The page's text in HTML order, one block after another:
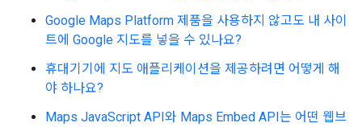
Google Maps Platform 제품을 사용하지 않고도 내 사이
트에 Google 지도를 넣을 수 있나요?
휴대기기에 지도 애플리케이션을 제공하려면 어떻게 해
야 하나요?
Maps JavaScript API와 Maps Embed API는 어떤 웹브